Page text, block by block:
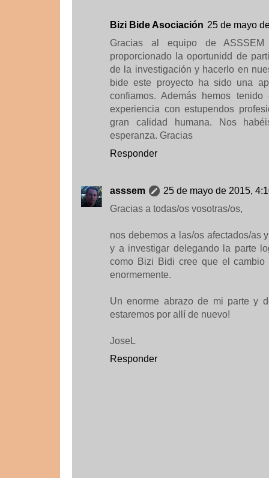
Bizi Bide Asociación 25 de mayo
Gracias al equipo de ASSSEM
proporcionado la oportunidd de
de la investigación y hacerlo en
bide este proyecto ha sido una
confiamos. Además hemos
experiencia con estupendos
gran calidad humana. Nos
esperanza. Gracias
Responder
asssem
25 de mayo de 2015,
Gracias a todas/os vosotras/os,
nos debemos a las/os afectados/as
y a investigar delegando la parte
como Bizi Bidi cree que el
enormemente.
Un enorme abrazo de mi parte y
estaremos por allí de nuevo!
JoseL
Responder